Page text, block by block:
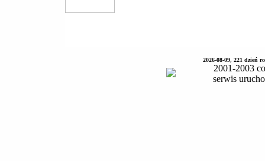
2026-08-09, 221 dzień
2001-2003
serwis